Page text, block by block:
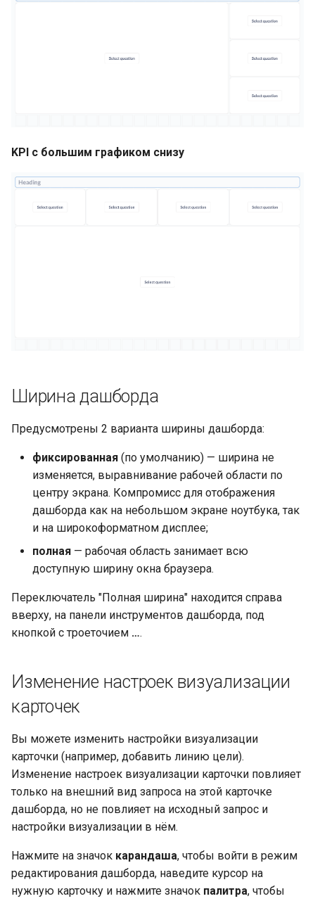
KPI с большим графиком снизу
Ширина дашборда
Предусмотрены 2 варианта ширины дашборда:
фиксированная (по умолчанию) — ширина не
изменяется, выравнивание рабочей области по
центру экрана. Компромисс для отображения
дашборда как на небольшом экране ноутбука, так
и на широкоформатном дисплее;
полная — рабочая область занимает всю
доступную ширину окна браузера.
Переключатель "Полная ширина" находится справа
вверху, на панели инструментов дашборда, под
кнопкой с троеточием ….
Изменение настроек визуализации
карточек
Вы можете изменить настройки визуализации
карточки (например, добавить линию цели).
Изменение настроек визуализации карточки повлияет
только на внешний вид запроса на этой карточке
дашборда, но не повлияет на исходный запрос и
настройки визуализации в нём.
Нажмите на значок карандаша, чтобы войти в режим
редактирования дашборда, наведите курсор на
нужную карточку и нажмите значок палитра, чтобы